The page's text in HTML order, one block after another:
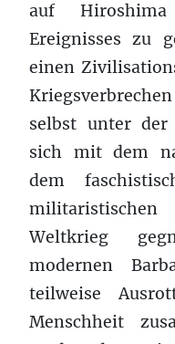
auf Hiroshima
Ereignisses zu
einen
selbst unter der
sich mit dem
dem
Weltkrieg
modernen
teilweise
Menschheit